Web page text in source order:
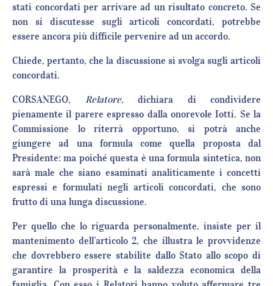
stati concordati per arrivare ad un risultato concreto. Se
non si discutesse sugli articoli concordati, potrebbe
essere ancora più difficile pervenire ad un accordo.
Chiede, pertanto, che la discussione si svolga sugli articoli
concordati.
CORSANEGO, Relatore, dichiara di condividere
pienamente il parere espresso dalla onorevole Iotti. Se la
Commissione lo riterrà opportuno, si potrà anche
giungere ad una formula come quella proposta dal
Presidente: ma poiché questa è una formula sintetica, non
sarà male che siano esaminati analiticamente i concetti
espressi e formulati negli articoli concordati, che sono
frutto di una lunga discussione.
Per quello che lo riguarda personalmente, insiste per il
mantenimento dell’articolo 2, che illustra le provvidenze
che dovrebbero essere stabilite dallo Stato allo scopo di
garantire la prosperità e la saldezza economica della